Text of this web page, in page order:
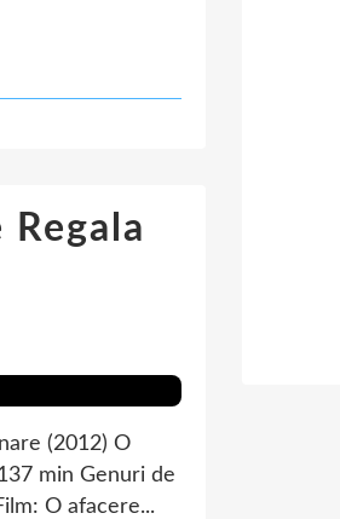
(2012) O
min Genuri de
O afacere...